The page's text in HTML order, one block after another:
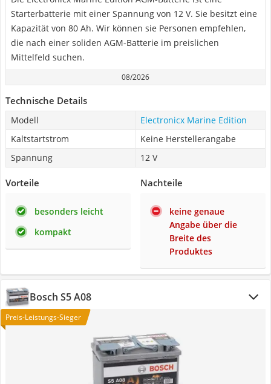
Starterbatterie mit einer Spannung von 12 V. Sie besitzt eine
Kapazität von 80 Ah. Wir können sie Personen empfehlen,
die nach einer soliden AGM-Batterie im preislichen
Mittelfeld suchen.
08/2026
Technische Details
Modell
Electronicx Marine Edition
Kaltstartstrom
Keine Herstellerangabe
Spannung
12 V
Vorteile
besonders leicht
kompakt
Nachteile
keine genaue
Angabe über die
Breite des
Produktes
Bosch S5 A08
Preis-Leistungs-Sieger